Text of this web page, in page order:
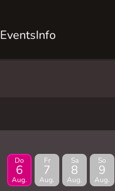
EventsInfo
Do
6
Aug.
Fr
7
Aug.
Sa
8
Aug.
So
9
Aug.